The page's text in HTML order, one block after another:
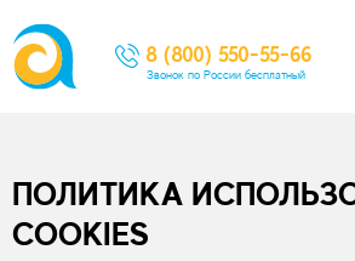
8 (800) 550-55-66
Звонок по России бесплатный
ПОЛИТИКА
COOKIES